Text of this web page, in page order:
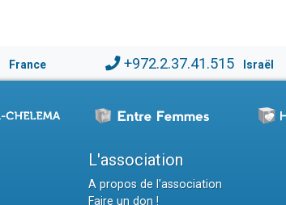
France +972.2.37.41.515 Israël
L'association
A propos de l'association
Faire un don !